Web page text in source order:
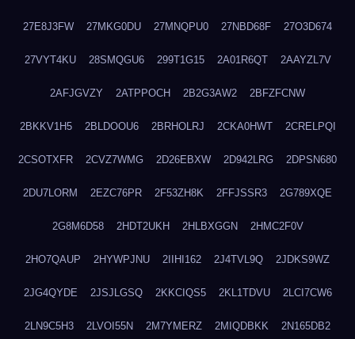
27E8J3FW 27MKG0DU 27MNQPU0 27NBD68F 27O3D674
27VYT4KU 28SMQGU6 299T1G15 2A01R6QT 2AAYZL7V
2AFJGVZY 2ATPPOCH 2B2G3AW2 2BFZFCNW
2BKKV1H5 2BLDOOU6 2BRHOLRJ 2CKA0HWT 2CRELPQI
2CSOTXFR 2CVZ7WMG 2D26EBXW 2D942LRG 2DPSN680
2DU7LORM 2EZC76PR 2F53ZH8K 2FFJSSR3 2G789XQE
2G8M6D58 2HDT2UKH 2HLBXGGN 2HMC2F0V
2HO7QAUP 2HYWPJNU 2IIHI162 2J4TVL9Q 2JDKS9WZ
2JG4QYDE 2JSJLGSQ 2KKCIQS5 2KL1TDVU 2LCI7CW6
2LN9C5H3 2LVOI55N 2M7YMERZ 2MIQDBKK 2N165DB2